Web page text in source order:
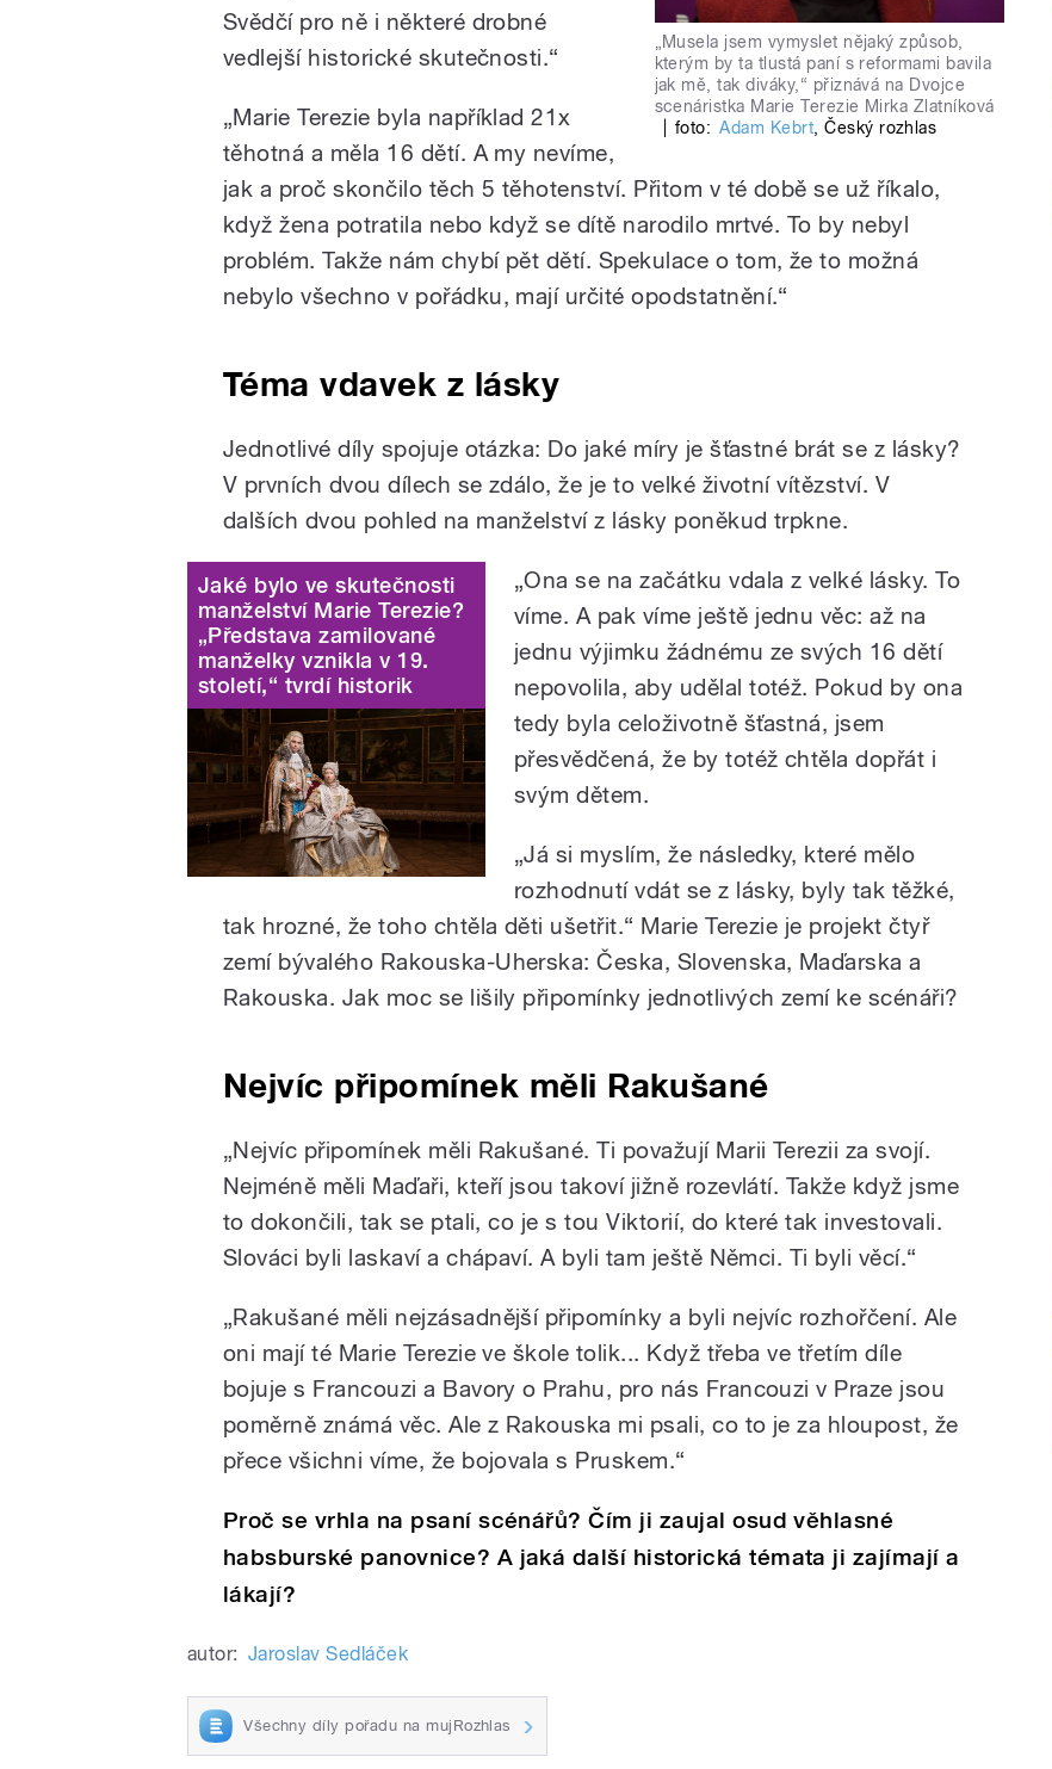
„Musela jsem vymyslet nějaký způsob,
kterým by ta tlustá paní s reformami bavila
jak mě, tak diváky,“ přiznává na Dvojce
scenáristka Marie Terezie Mirka Zlatníková
foto: Adam Kebrt,Český rozhlas
Svědčí pro ně i některé drobné
vedlejší historické skutečnosti.“
„Marie Terezie byla například 21x
těhotná a měla 16 dětí. A my nevíme,
jak a proč skončilo těch 5 těhotenství. Přitom v té době se už říkalo,
když žena potratila nebo když se dítě narodilo mrtvé. To by nebyl
problém. Takže nám chybí pět dětí. Spekulace o tom, že to možná
nebylo všechno v pořádku, mají určité opodstatnění.“
Téma vdavek z lásky
Jednotlivé díly spojuje otázka: Do jaké míry je šťastné brát se z lásky?
V prvních dvou dílech se zdálo, že je to velké životní vítězství. V
dalších dvou pohled na manželství z lásky poněkud trpkne.
Jaké bylo ve skutečnosti
manželství Marie Terezie?
„Představa zamilované
manželky vznikla v 19.
století,“ tvrdí historik
„Ona se na začátku vdala z velké lásky. To
víme. A pak víme ještě jednu věc: až na
jednu výjimku žádnému ze svých 16 dětí
nepovolila, aby udělal totéž. Pokud by ona
tedy byla celoživotně šťastná, jsem
přesvědčená, že by totéž chtěla dopřát i
svým dětem.
„Já si myslím, že následky, které mělo
rozhodnutí vdát se z lásky, byly tak těžké,
tak hrozné, že toho chtěla děti ušetřit.“ Marie Terezie je projekt čtyř
zemí bývalého Rakouska-Uherska: Česka, Slovenska, Maďarska a
Rakouska. Jak moc se lišily připomínky jednotlivých zemí ke scénáři?
Nejvíc připomínek měli Rakušané
„Nejvíc připomínek měli Rakušané. Ti považují Marii Terezii za svojí.
Nejméně měli Maďaři, kteří jsou takoví jižně rozevlátí. Takže když jsme
to dokončili, tak se ptali, co je s tou Viktorií, do které tak investovali.
Slováci byli laskaví a chápaví. A byli tam ještě Němci. Ti byli věcí.“
„Rakušané měli nejzásadnější připomínky a byli nejvíc rozhořčení. Ale
oni mají té Marie Terezie ve škole tolik... Když třeba ve třetím díle
bojuje s Francouzi a Bavory o Prahu, pro nás Francouzi v Praze jsou
poměrně známá věc. Ale z Rakouska mi psali, co to je za hloupost, že
přece všichni víme, že bojovala s Pruskem.“
Proč se vrhla na psaní scénářů? Čím ji zaujal osud věhlasné
habsburské panovnice? A jaká další historická témata ji zajímají a
lákají?
autor: Jaroslav Sedláček
Všechny díly pořadu na mujRozhlas